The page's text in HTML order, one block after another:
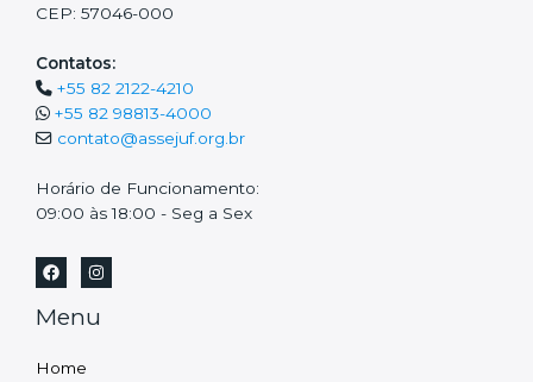
CEP: 57046-000
Contatos:
+55 82 2122-4210
+55 82 98813-4000
contato@assejuf.org.br
Horário de Funcionamento:
09:00 às 18:00 - Seg a Sex
Menu
Home